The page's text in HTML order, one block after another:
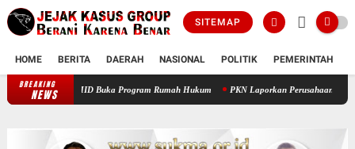
SITEMAP
HOME BERITA DAERAH NASIONAL POLITIK PEMERINTAH
BREAKING
NEWSProf Sutan Nasomal Dorong Pendidikan Advokat Muda, PAMID Buka Program